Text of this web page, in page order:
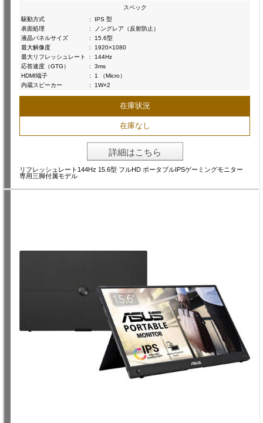
スペック
駆動方式
:
IPS 型
表面処理
:
ノングレア（反射防止）
液晶パネルサイズ
:
15.6型
最大解像度
:
1920×1080
最大リフレッシュレート
:
144Hz
応答速度（GTG）
:
3ms
HDMI端子
:
1 （Micro）
内蔵スピーカー
: 1W×2
在庫状況
在庫なし
詳細はこちら
リフレッシュレート144Hz 15.6型 フルHD ポータブルIPSゲーミングモニター
専用三脚付属モデル